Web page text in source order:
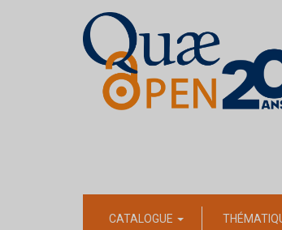
CATALOGUE